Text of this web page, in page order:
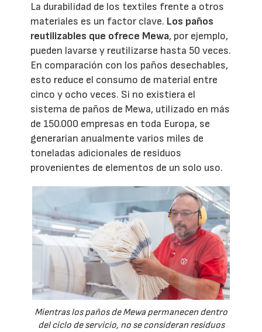
La durabilidad de los textiles frente a otros
materiales es un factor clave. Los paños
reutilizables que ofrece Mewa, por ejemplo,
pueden lavarse y reutilizarse hasta 50 veces.
En comparación con los paños desechables,
esto reduce el consumo de material entre
cinco y ocho veces. Si no existiera el
sistema de paños de Mewa, utilizado en más
de 150.000 empresas en toda Europa, se
generarían anualmente varios miles de
toneladas adicionales de residuos
provenientes de elementos de un solo uso.
Mientras los paños de Mewa permanecen dentro
del ciclo de servicio, no se consideran residuos